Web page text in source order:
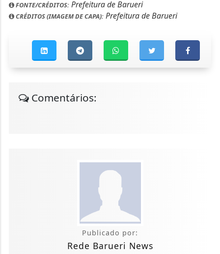
FONTE/CRÉDITOS:Prefeitura de Barueri
CRÉDITOS (IMAGEM DE CAPA):Prefeitura de Barueri
Comentários:
Publicado por:
Rede Barueri News